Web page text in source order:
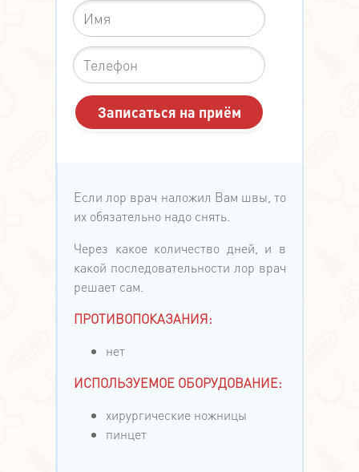
Если лор врач наложил Вам швы, то
их обязательно надо снять.
Через какое количество дней, и в
какой последовательности лор врач
решает сам.
ПРОТИВОПОКАЗАНИЯ:
нет
ИСПОЛЬЗУЕМОЕ ОБОРУДОВАНИЕ:
хирургические ножницы
пинцет